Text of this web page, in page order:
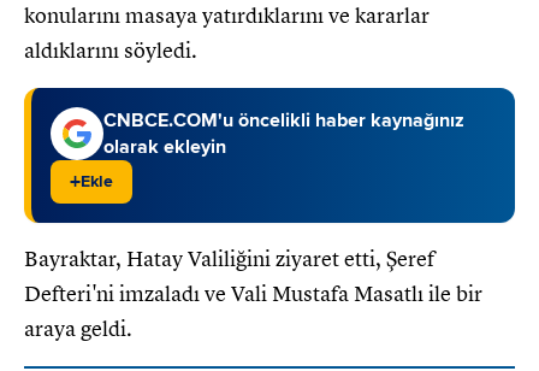
konularını masaya yatırdıklarını ve kararlar
aldıklarını söyledi.
CNBCE.COM'u öncelikli haber kaynağınız
olarak ekleyin
+Ekle
Bayraktar, Hatay Valiliğini ziyaret etti, Şeref
Defteri'ni imzaladı ve Vali Mustafa Masatlı ile bir
araya geldi.